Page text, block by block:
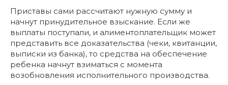
Приставы сами рассчитают нужную сумму и
начнут принудительное взыскание. Если же
выплаты поступали, и алиментоплательщик может
представить все доказательства (чеки, квитанции,
выписки из банка), то средства на обеспечение
ребенка начнут взиматься с момента
возобновления исполнительного производства.